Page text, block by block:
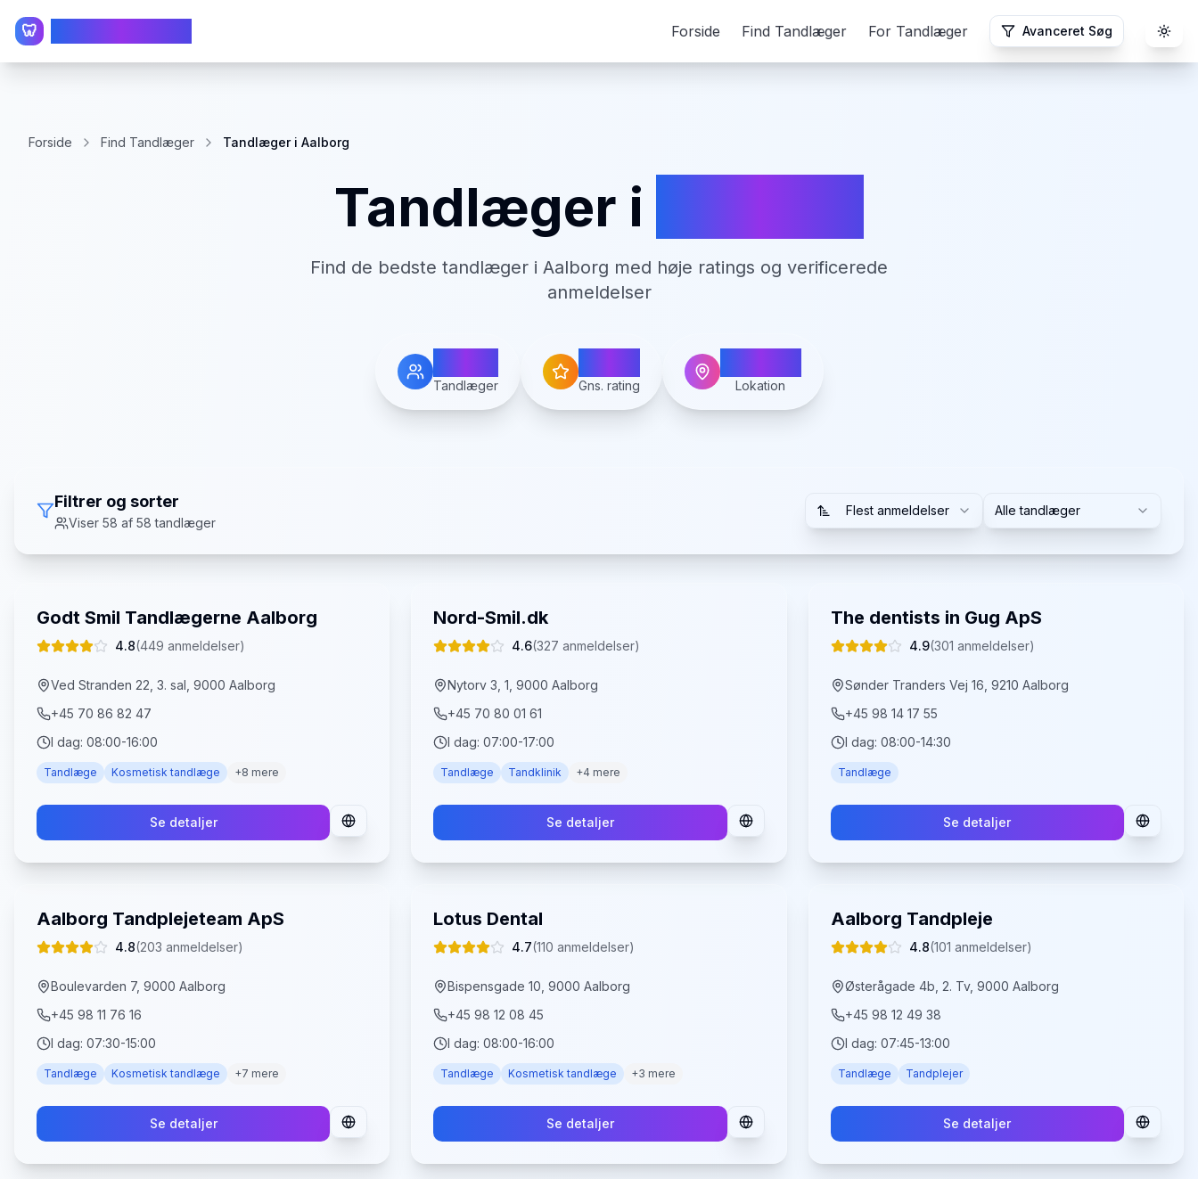
🦷 Forside Find Tandlæger For Tandlæger Avanceret Søg
Forside Find Tandlæger Tandlæger i Aalborg
Tandlæger i
Find de bedste tandlæger i Aalborg med høje ratings og verificerede
anmeldelser
Tandlæger Gns. rating
Aalborg
Lokation
Filtrer og sorter
Viser 58 af 58 tandlæger
Flest anmeldelser Alle tandlæger
Godt Smil Tandlægerne Aalborg
4.8(449 anmeldelser)
Ved Stranden 22, 3. sal, 9000 Aalborg
+45 70 86 82 47
I dag: 08:00-16:00
Tandlæge Kosmetisk tandlæge +8 mere
Se detaljer
Nord-Smil.dk
4.6(327 anmeldelser)
Nytorv 3, 1, 9000 Aalborg
+45 70 80 01 61
I dag:07:00-17:00
Tandlæge Tandklinik +4 mere
Se detaljer
The dentists in Gug ApS
4.9(301 anmeldelser)
Sønder Tranders Vej 16, 9210 Aalborg
+45 98 14 17 55
I dag: 08:00-14:30
Tandlæge
Se detaljer
Aalborg Tandplejeteam ApS
4.8(203 anmeldelser)
Boulevarden 7, 9000 Aalborg
+45 98 11 76 16
I dag: 07:30-15:00
Tandlæge Kosmetisk tandlæge +7 mere
Se detaljer
Lotus Dental
4.7(110 anmeldelser)
Bispensgade 10, 9000 Aalborg
+45 98 12 08 45
I dag:08:00-16:00
Tandlæge Kosmetisk tandlæge +3 mere
Se detaljer
Aalborg Tandpleje
4.8(101 anmeldelser)
Østerågade 4b, 2. Tv, 9000 Aalborg
+45 98 12 49 38
I dag: 07:45-13:00
Tandlæge Tandplejer
Se detaljer